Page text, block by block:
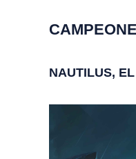
NAUTILUS,